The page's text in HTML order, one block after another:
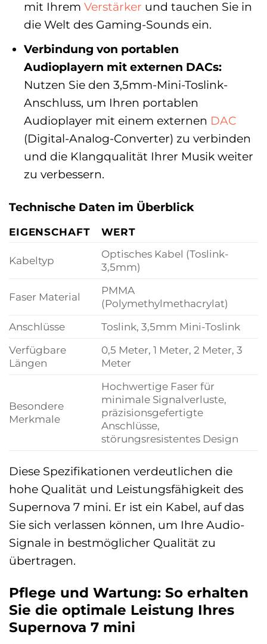
mit Ihrem Verstärker und tauchen Sie in
die Welt des Gaming-Sounds ein.
Verbindung von portablen
Audioplayern mit externen DACs:
Nutzen Sie den 3,5mm-Mini-Toslink-
Anschluss, um Ihren portablen
Audioplayer mit einem externen DAC
(Digital-Analog-Converter) zu verbinden
und die Klangqualität Ihrer Musik weiter
zu verbessern.
Technische Daten im Überblick
EIGENSCHAFT WERT
Kabeltyp
Optisches Kabel (Toslink-
3,5mm)
Faser Material
PMMA
(Polymethylmethacrylat)
Anschlüsse
Toslink, 3,5mm Mini-Toslink
Verfügbare
Längen
0,5 Meter, 1 Meter, 2 Meter, 3
Meter
Besondere
Merkmale
Hochwertige Faser für
minimale Signalverluste,
präzisionsgefertigte
Anschlüsse,
störungsresistentes Design
Diese Spezifikationen verdeutlichen die
hohe Qualität und Leistungsfähigkeit des
Supernova 7 mini. Er ist ein Kabel, auf das
Sie sich verlassen können, um Ihre Audio-
Signale in bestmöglicher Qualität zu
übertragen.
Pflege und Wartung: So erhalten
Sie die optimale Leistung Ihres
Supernova 7 mini